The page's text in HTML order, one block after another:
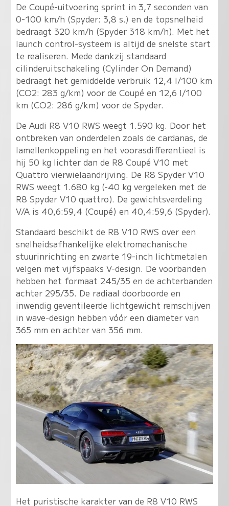
De Coupé-uitvoering sprint in 3,7 seconden van
0-100 km/h (Spyder: 3,8 s.) en de topsnelheid
bedraagt 320 km/h (Spyder 318 km/h). Met het
launch control-systeem is altijd de snelste start
te realiseren. Mede dankzij standaard
cilinderuitschakeling (Cylinder On Demand)
bedraagt het gemiddelde verbruik 12,4 l/100 km
(CO2: 283 g/km) voor de Coupé en 12,6 l/100
km (CO2: 286 g/km) voor de Spyder.
De Audi R8 V10 RWS weegt 1.590 kg. Door het
ontbreken van onderdelen zoals de cardanas, de
lamellenkoppeling en het voorasdifferentieel is
hij 50 kg lichter dan de R8 Coupé V10 met
Quattro vierwielaandrijving. De R8 Spyder V10
RWS weegt 1.680 kg (-40 kg vergeleken met de
R8 Spyder V10 quattro). De gewichtsverdeling
V/A is 40,6:59,4 (Coupé) en 40,4:59,6 (Spyder).
Standaard beschikt de R8 V10 RWS over een
snelheidsafhankelijke elektromechanische
stuurinrichting en zwarte 19-inch lichtmetalen
velgen met vijfspaaks V-design. De voorbanden
hebben het formaat 245/35 en de achterbanden
achter 295/35. De radiaal doorboorde en
inwendig geventileerde lichtgewicht remschijven
in wave-design hebben vóór een diameter van
365 mm en achter van 356 mm.
Het puristische karakter van de R8 V10 RWS